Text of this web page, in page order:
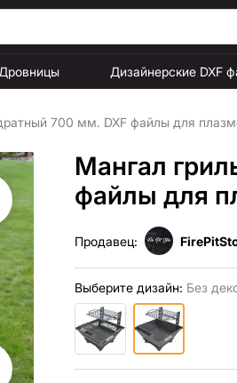
Дровницы Дизайнерские DXF
700 мм. DXF файлы для
Мангал
файлы для
Продавец:
Выберите дизайн: Без